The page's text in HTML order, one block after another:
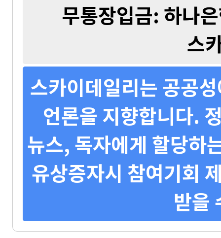
무통장입금: 하나
스
스카이데일리는 공공
언론을 지향합니다.
뉴스, 독자에게 할당하
유상증자시 참여기회
받을